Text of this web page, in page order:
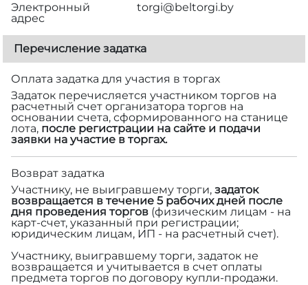
Электронный
адрес
torgi@beltorgi.by
Перечисление задатка
Оплата задатка для участия в торгах
Задаток перечисляется участником торгов на
расчетный счет организатора торгов на
основании счета, сформированного на станице
лота, после регистрации на сайте и подачи
заявки на участие в торгах.
Возврат задатка
Участнику, не выигравшему торги, задаток
возвращается в течение 5 рабочих дней после
дня проведения торгов (физическим лицам - на
карт-счет, указанный при регистрации;
юридическим лицам, ИП - на расчетный счет).
Участнику, выигравшему торги, задаток не
возвращается и учитывается в счет оплаты
предмета торгов по договору купли-продажи.